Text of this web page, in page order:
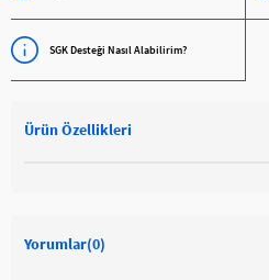
SGK Desteği Nasıl Alabilirim?
Ürün Özellikleri
Yorumlar(0)